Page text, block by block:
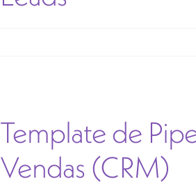
Template de
Vendas (CRM)